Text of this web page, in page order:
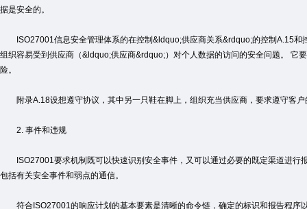
据是安全的。
ISO27001信息安全管理体系的在控制&ldquo;供应商关系&rdquo;的控制A.15和
组织容易受到供应商（&ldquo;供应商&rdquo;）对个人数据的访问的安全问题。 它
险。
附录A.18设想遵守协议，其中另一只鞋在脚上，组织充当供应商，要求遵守客户
2. 事件和违规
ISO27001要求机制既可以快速识别安全事件，又可以通过必要的既定渠道进行
包括有关安全事件和弱点的通信。
符合ISO27001的响应计划的基本要素是清晰的命令链，确定的标识和报告程序